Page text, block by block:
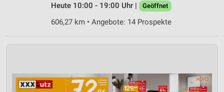
Heute 10:00 - 19:00 Uhr |
Geöffnet
606,27 km • Angebote: 14 Prospekte